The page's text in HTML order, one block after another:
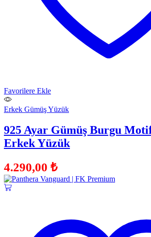
Favorilere Ekle
Erkek Gümüş Yüzük
925 Ayar Gümüş Burgu
Erkek Yüzük
4.290,00 ₺